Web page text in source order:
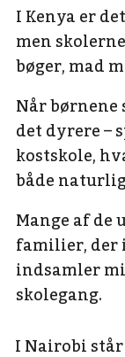
I Kenya er
men
bøger, mad
Når
det dyrere –
kostskole,
både
Mange af de
familier, der
indsamler
skolegang.
I Nairobi